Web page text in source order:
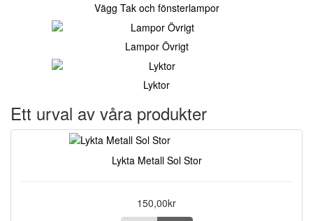
Vägg Tak och fönsterlampor
Lampor Övrigt
Lyktor
Ett urval av våra produkter
Lykta Metall Sol Stor
150,00kr